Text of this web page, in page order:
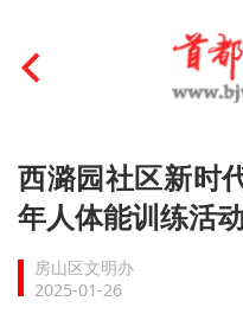
首页
文明创建
文明实践
西潞园社区新时
年人体能训练活动
房山区文明办
2025-01-26